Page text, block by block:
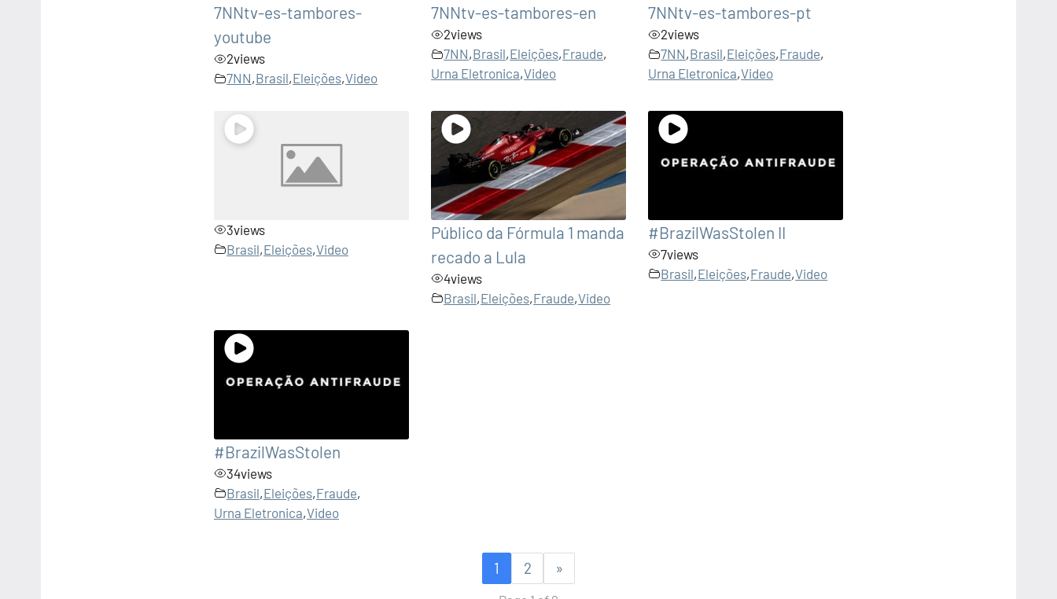
7NNtv-es-tambores-
youtube
2views
7NN,Brasil,Eleições,Video
7NNtv-es-tambores-en
2views
7NN,Brasil,Eleições,Fraude,
Urna Eletronica,Video
7NNtv-es-tambores-pt
2views
7NN,Brasil,Eleições,Fraude,
Urna Eletronica,Video
3views
Brasil,Eleições,Video
Público da Fórmula 1 manda
recado a Lula
4views
Brasil,Eleições,Fraude,Video
#BrazilWasStolen II
7views
Brasil,Eleições,Fraude,Video
#BrazilWasStolen
34views
Brasil,Eleições,Fraude,
Urna Eletronica,Video
1 2 »